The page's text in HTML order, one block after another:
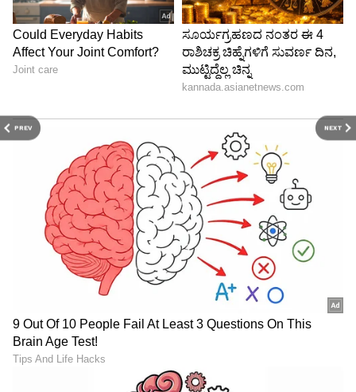
PREV NEXT